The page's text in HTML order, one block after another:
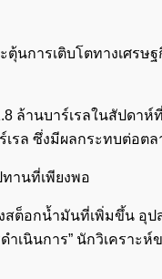
นการเติบโตทางเศรษ
ล้านบาร์เรลในสัปดาห์
เรล ซึ่งมีผลกระทบต่อต
านที่เพียงพอ
สต็อกน้ำมันที่เพิ่มขึ้น อุป
เนินการ” นักวิเคราะห์